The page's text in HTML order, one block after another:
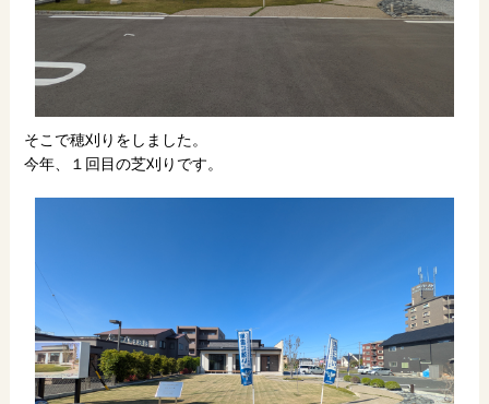
そこで穂刈りをしました。
今年、１回目の芝刈りです。